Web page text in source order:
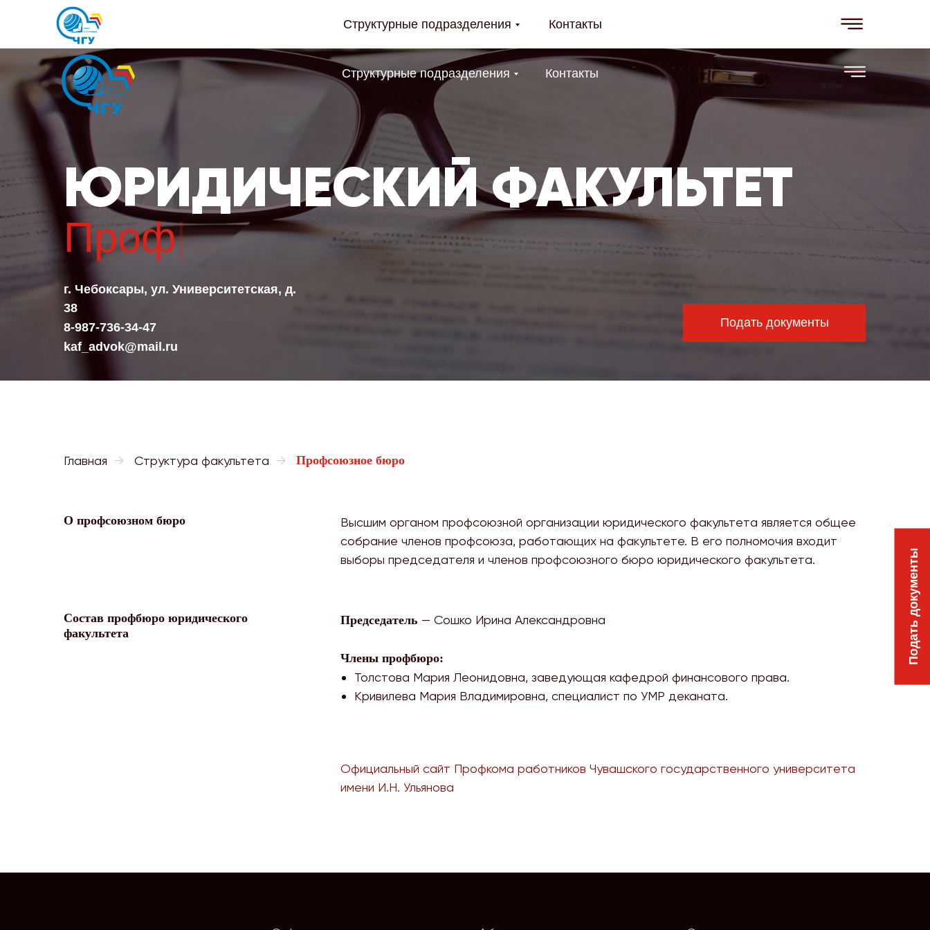
Контакты
Структурные подразделения
П|
ЮРИДИЧЕСКИЙ ФАКУЛЬТЕТ
Подать документы
г. Чебоксары, ул. Университетская, д.
38
8-987-736-34-47
kaf_advok@mail.ru
Контакты
Структурные подразделения
Главная → Структура факультета → Профсоюзное бюро
О профсоюзном бюро
Высшим органом профсоюзной организации юридического факультета является общее
собрание членов профсоюза, работающих на факультете. В его полномочия входит
выборы председателя и членов профсоюзного бюро юридического факультета.
Состав профбюро юридического
факультета
Председатель — Сошко Ирина Александровна
Члены профбюро:
Толстова Мария Леонидовна, заведующая кафедрой финансового права.
Кривилева Мария Владимировна, специалист по УМР деканата.
Официальный сайт Профкома работников Чувашского государственного университета
имени И.Н. Ульянова
Подать документы